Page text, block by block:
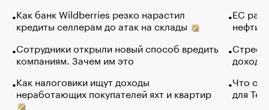
Как банк Wildberries резко нарастил
кредиты селлерам до атак на склады
Сотрудники открыли новый способ вредить
компаниям. Зачем им это
Как налоговики ищут доходы
неработающих покупателей яхт и квартир
ЕС
нефти
Что
для